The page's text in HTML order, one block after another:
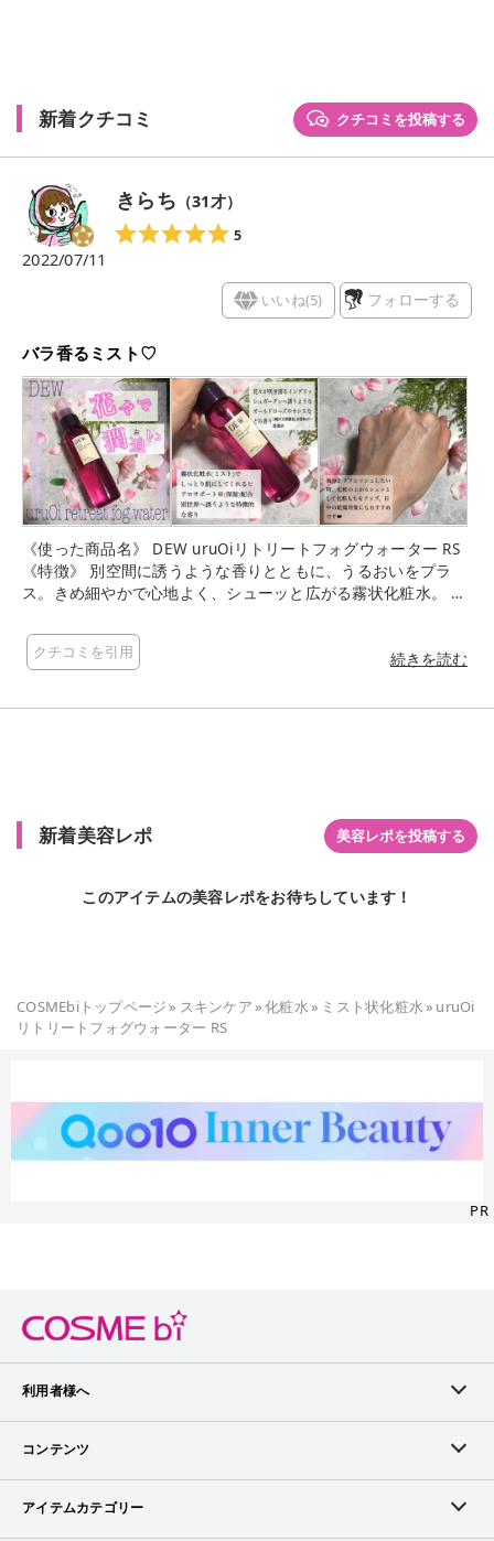
新着クチコミ クチコミを投稿する
きらち （31才）
5
2022/07/11
いいね(5) フォローする
バラ香るミスト♡
《使った商品名》 DEW uruOiリトリートフォグウォーター RS
《特徴》 別空間に誘うような香りとともに、うるおいをプラ
ス。きめ細やかで心地よく、シューッと広がる霧状化粧水。
ヨレたりせず、むしろ調子が良くて化粧くずれが気になりませ
んでした。マスクの付け外しや朝の9時から19時まで化粧直し
とカシスの甘酸っぱい香りがして気分が落ち込んでいる時やリ
よりも多めにシュッとしてしまいます。 ・乾燥は早めに感じま
す。 ・数量限定の商品です。 ┈┈┈┈┈┈┈┈┈┈ 最後までご覧くだ
クチコミを引用 続きを読む
新着美容レポ 美容レポを投稿する
このアイテムの美容レポをお待ちしています！
COSMEbiトップページ» スキンケア»化粧水» ミスト状化粧水» uruOi
リトリートフォグウォーター RS
PR
利用者様へ
メンバーログイン
コンテンツ
ランキング
アイテムカテゴリー